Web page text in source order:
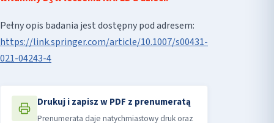
Pełny opis badania jest dostępny pod adresem:
https://link.springer.com/article/10.1007/s00431-
021-04243-4
Drukuj i zapisz w PDF z prenumeratą
Prenumerata daje natychmiastowy druk oraz